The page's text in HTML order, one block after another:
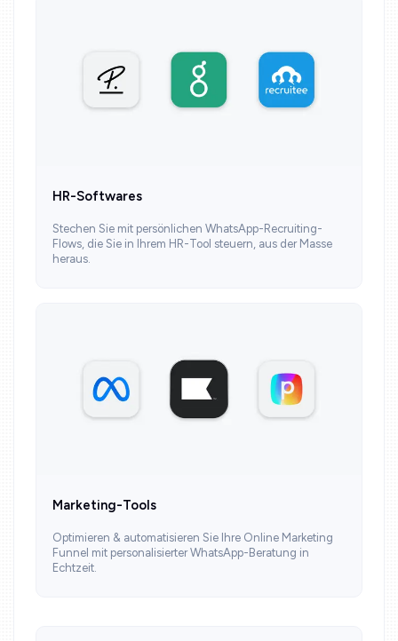
HR-Softwares
Stechen Sie mit persönlichen WhatsApp-Recruiting-
Flows, die Sie in Ihrem HR-Tool steuern, aus der Masse
heraus.
Marketing-Tools
Optimieren & automatisieren Sie Ihre Online Marketing
Funnel mit personalisierter WhatsApp-Beratung in
Echtzeit.